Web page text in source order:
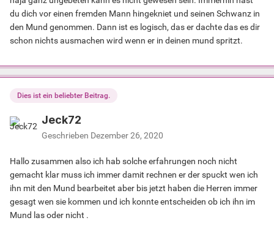
du dich vor einen fremden Mann hingekniet und seinen Schwanz in
den Mund genommen. Dann ist es logisch, das er dachte das es dir
schon nichts ausmachen wird wenn er in deinen mund spritzt.
Dies ist ein beliebter Beitrag.
Jeck72
Geschrieben Dezember 26, 2020
Hallo zusammen also ich hab solche erfahrungen noch nicht
gemacht klar muss ich immer damit rechnen er der spuckt wen ich
ihn mit den Mund bearbeitet aber bis jetzt haben die Herren immer
gesagt wen sie kommen und ich konnte entscheiden ob ich ihn im
Mund las oder nicht .